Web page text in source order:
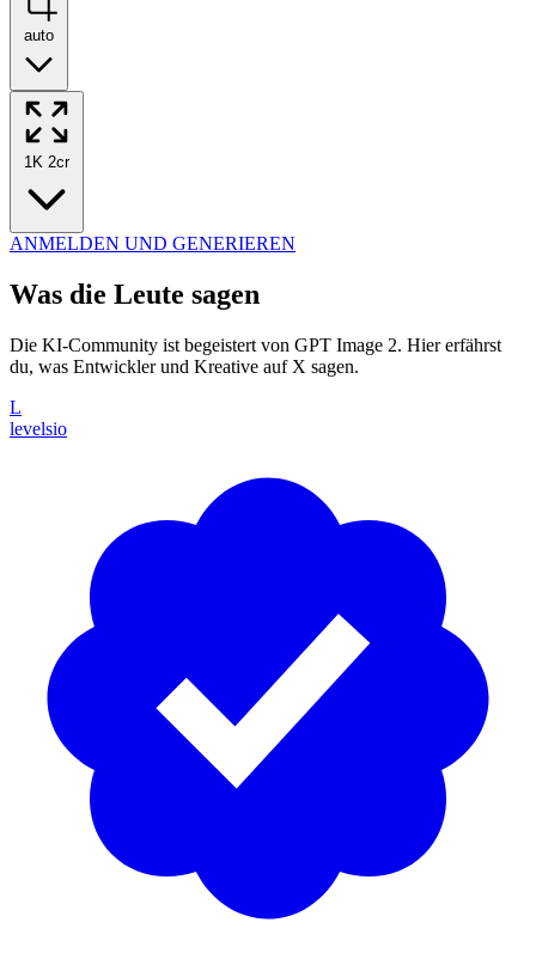
auto
1K 2cr
ANMELDEN UND GENERIEREN
Was die Leute sagen
Die KI-Community ist begeistert von GPT Image 2. Hier erfährst
du, was Entwickler und Kreative auf X sagen.
L
levelsio